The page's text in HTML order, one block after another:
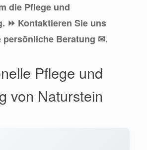
die Pflege und
⏩ Kontaktieren Sie uns
persönliche Beratung ✉.
Pflege und
von Naturstein